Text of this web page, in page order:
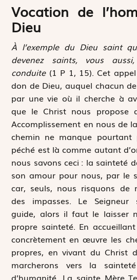
Vocation de
Dieu
À l’exemple du Dieu saint
devenez saints, vous
conduite(1 P 1, 15). Cet
don de Dieu, auquel chacun
par une vie où il cherche à
que le Christ nous propose
Accomplissement en nous de
chemin ne manque pourtant
péché est là comme autant
nous savons ceci : la sainteté
son amour pour nous, par le
car, seuls, nous risquons de
des impasses. Le Seigneur
guide, alors il faut le laisser
propre sainteté. En
concrètement en œuvre les
propres, en vivant du Christ
marcherons vers la